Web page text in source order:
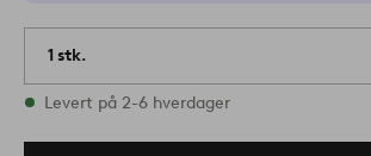
1 stk.
På lager
Levert på 2-6 hverdager